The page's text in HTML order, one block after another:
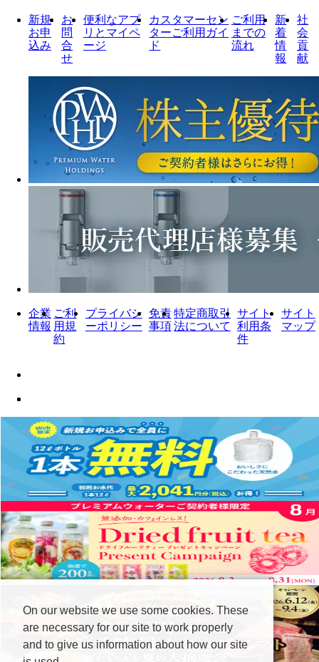
新規
お申
込み
お
問
合
せ
便利なアプ
リとマイペ
ージ
カスタマーセン
ターご利用ガイ
ド
ご利用
までの
流れ
新
着
情
報
社
会
貢
献
企業
情報
ご利
用規
約
プライバシ
ーポリシー
免責
事項
特定商取引
法について
サイト
利用条
件
サイト
マップ
On our website we use some cookies. These
are necessary for our site to work properly
and to give us information about how our site